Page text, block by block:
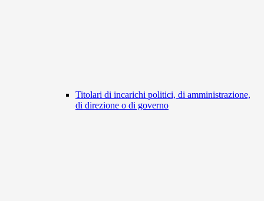
Titolari di incarichi politici, di amministrazione,
di direzione o di governo